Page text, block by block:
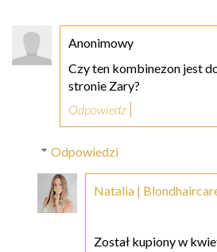
Anonimowy
Czy ten kombinezon jest
stronie Zary?
Odpowiedz
Odpowiedzi
Natalia |
Został kupiony w